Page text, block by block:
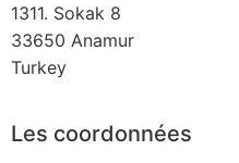
1311. Sokak 8
33650 Anamur
Turkey
Les coordonnées